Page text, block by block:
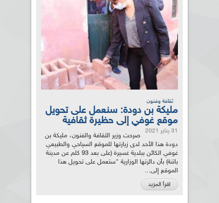
ثقافة وفنون
مليكة بن دودة: سنعمل على تحويل
موقع غوفي إلى حظيرة ثقافية
31 يناير 2021
صرحت وزير الثقافة والفنون، مليكة بن
دودة هذا الأحد لدى زيارتها للموقع السياحي والطبيعي
غوفي الكائن ببلدية غسيرة (على بعد 93 كلم عن مدينة
باتنة) بأن دائرتها الوزارية "ستعمل على تحويل هذا
الموقع إلى...
اقرأ المزيد